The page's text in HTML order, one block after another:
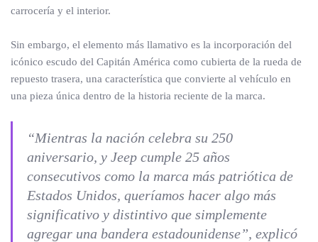
carrocería y el interior.
Sin embargo, el elemento más llamativo es la incorporación del
icónico escudo del Capitán América como cubierta de la rueda de
repuesto trasera, una característica que convierte al vehículo en
una pieza única dentro de la historia reciente de la marca.
“Mientras la nación celebra su 250
aniversario, y Jeep cumple 25 años
consecutivos como la marca más patriótica de
Estados Unidos, queríamos hacer algo más
significativo y distintivo que simplemente
agregar una bandera estadounidense”, explicó